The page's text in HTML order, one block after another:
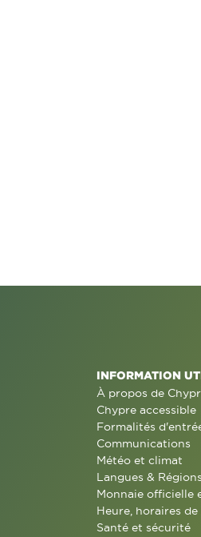
INFORMATION
À propos de
Chypre accessible
Formalités
Communications
Météo et climat
Langues & Régions
Monnaie officielle
Heure, horaires
Santé et sécurité